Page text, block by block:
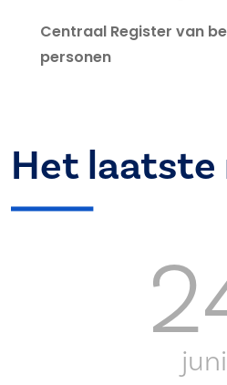
Centraal Register van
personen
Het laatste
juni